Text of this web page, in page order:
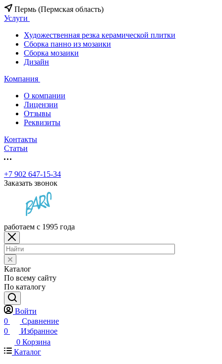
Пермь (Пермская область)
Услуги
Художественная резка керамической плитки
Сборка панно из мозаики
Сборка мозаики
Дизайн
Компания
О компании
Лицензии
Отзывы
Реквизиты
Контакты
Статьи
+7 902 647-15-34
Заказать звонок
работаем с 1995 года
Каталог
По всему сайту
По каталогу
Войти
0
Сравнение
0
Избранное
0 Корзина
Каталог